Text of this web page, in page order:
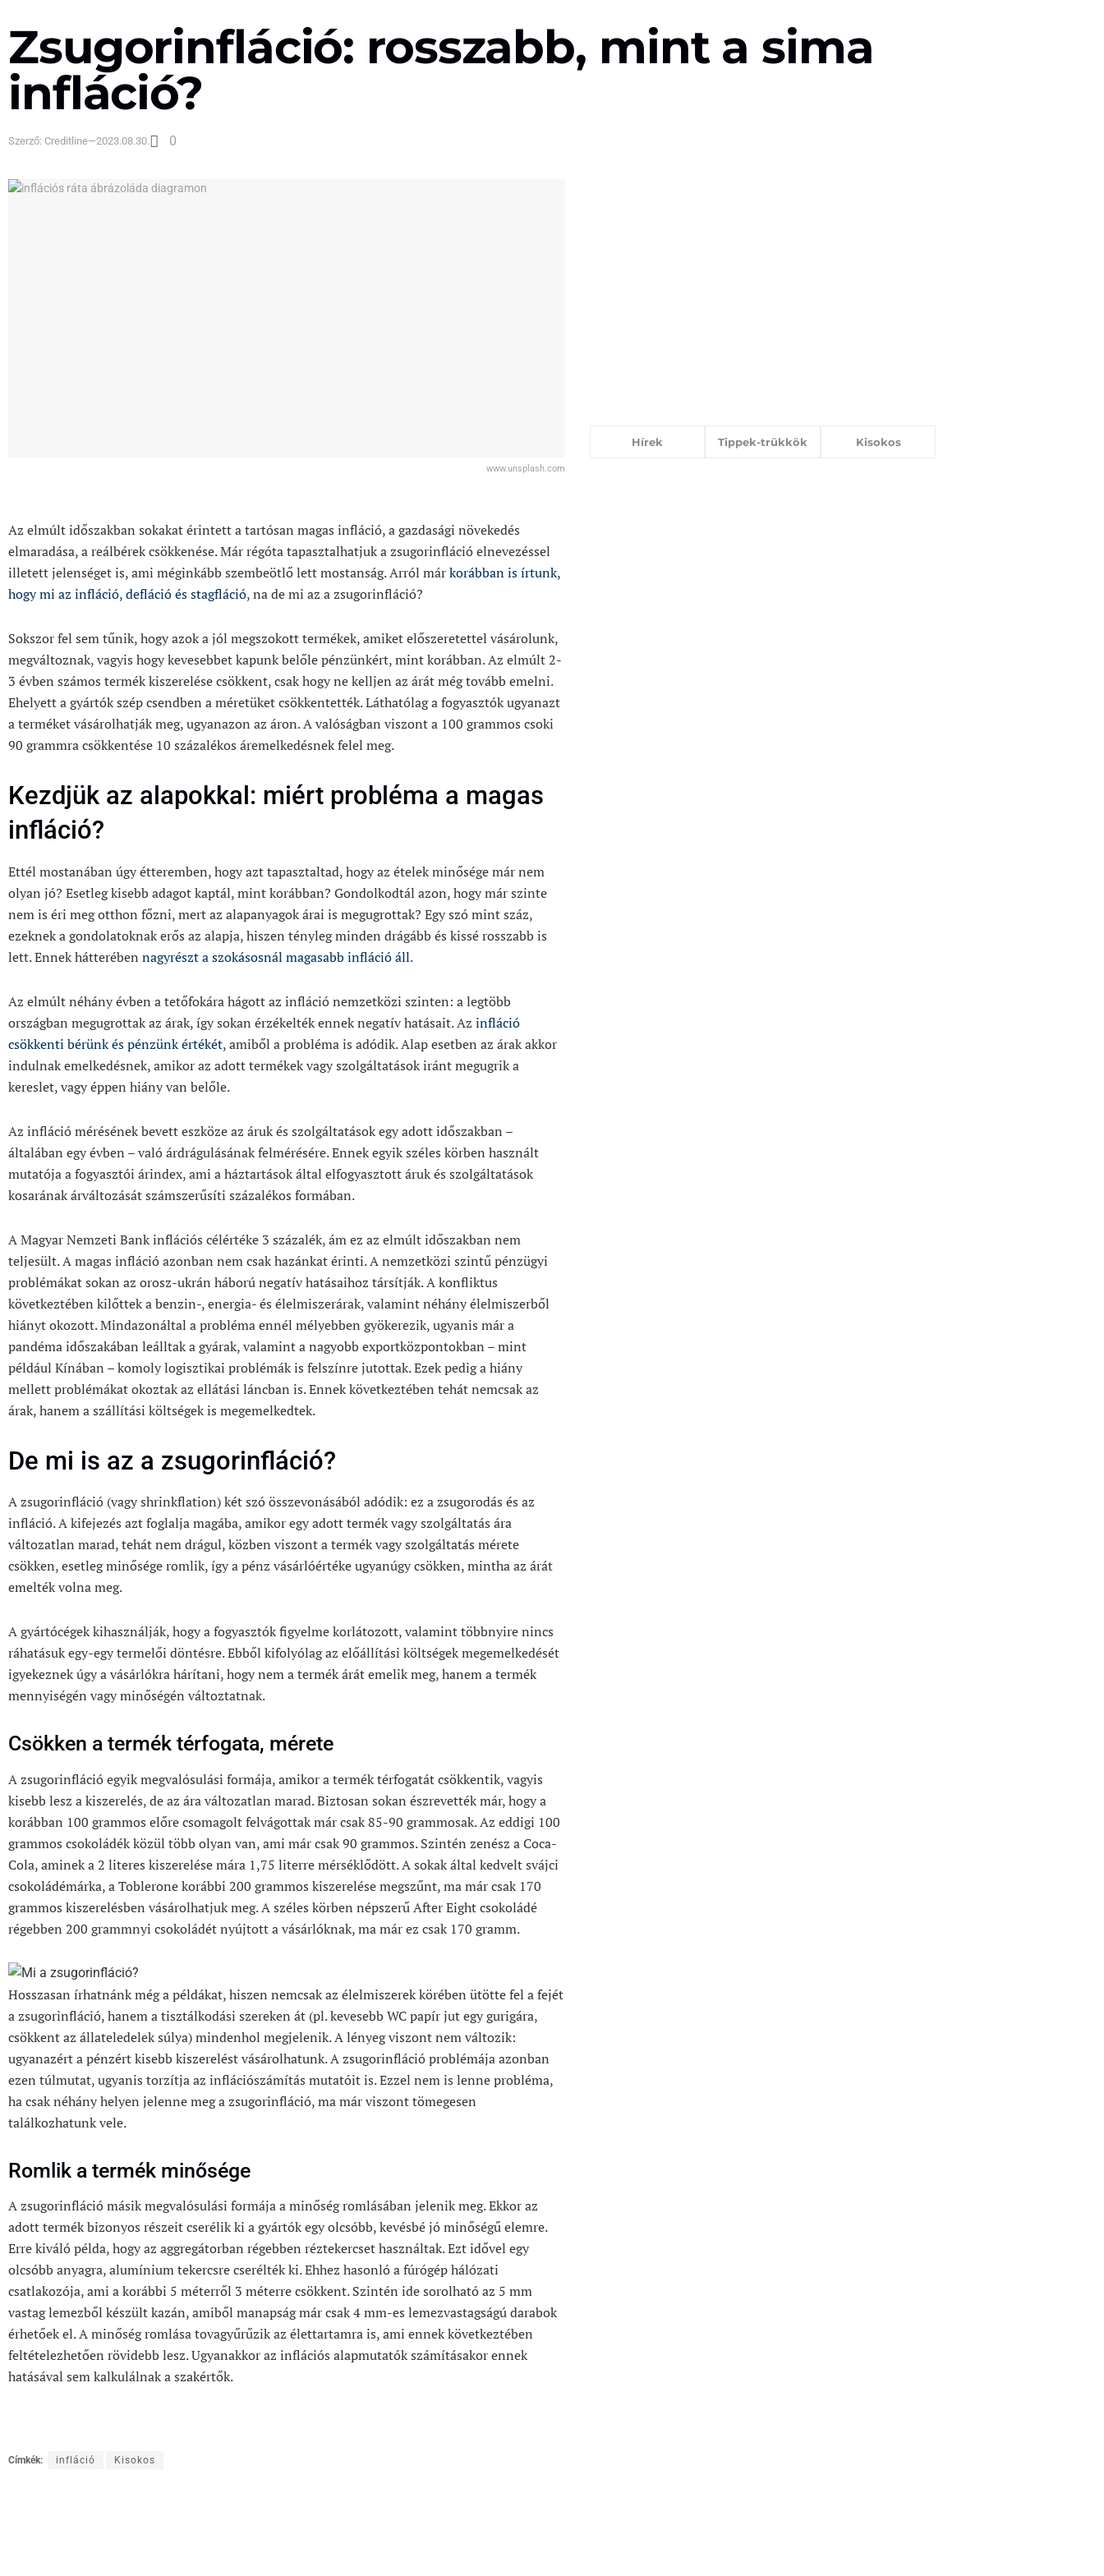
Zsugorinfláció: rosszabb, mint a sima
infláció?
Szerző: Creditline—2023.08.30. 0
www.unsplash.com
Az elmúlt időszakban sokakat érintett a tartósan magas infláció, a gazdasági növekedés
elmaradása, a reálbérek csökkenése. Már régóta tapasztalhatjuk a zsugorinfláció elnevezéssel
illetett jelenséget is, ami méginkább szembeötlő lett mostanság. Arról márkorábban is írtunk,
hogy mi az infláció, defláció és stagfláció, na de mi az a zsugorinfláció?
Sokszor fel sem tűnik, hogy azok a jól megszokott termékek, amiket előszeretettel vásárolunk,
megváltoznak, vagyis hogy kevesebbet kapunk belőle pénzünkért, mint korábban. Az elmúlt 2-
3 évben számos termék kiszerelése csökkent, csak hogy ne kelljen az árát még tovább emelni.
Ehelyett a gyártók szép csendben a méretüket csökkentették. Láthatólag a fogyasztók ugyanazt
a terméket vásárolhatják meg, ugyanazon az áron. A valóságban viszont a 100 grammos csoki
90 grammra csökkentése 10 százalékos áremelkedésnek felel meg.
Kezdjük az alapokkal: miért probléma a magas
infláció?
Ettél mostanában úgy étteremben, hogy azt tapasztaltad, hogy az ételek minősége már nem
olyan jó? Esetleg kisebb adagot kaptál, mint korábban? Gondolkodtál azon, hogy már szinte
nem is éri meg otthon főzni, mert az alapanyagok árai is megugrottak? Egy szó mint száz,
ezeknek a gondolatoknak erős az alapja, hiszen tényleg minden drágább és kissé rosszabb is
lett. Ennek hátterében nagyrészt a szokásosnál magasabb infláció áll.
Az elmúlt néhány évben a tetőfokára hágott az infláció nemzetközi szinten: a legtöbb
országban megugrottak az árak, így sokan érzékelték ennek negatív hatásait. Az infláció
csökkenti bérünk és pénzünk értékét, amiből a probléma is adódik. Alap esetben az árak akkor
indulnak emelkedésnek, amikor az adott termékek vagy szolgáltatások iránt megugrik a
kereslet, vagy éppen hiány van belőle.
Az infláció mérésének bevett eszköze az áruk és szolgáltatások egy adott időszakban –
általában egy évben – való árdrágulásának felmérésére. Ennek egyik széles körben használt
mutatója a fogyasztói árindex, ami a háztartások által elfogyasztott áruk és szolgáltatások
kosarának árváltozását számszerűsíti százalékos formában.
A Magyar Nemzeti Bank inflációs célértéke 3 százalék, ám ez az elmúlt időszakban nem
teljesült. A magas infláció azonban nem csak hazánkat érinti. A nemzetközi szintű pénzügyi
problémákat sokan az orosz-ukrán háború negatív hatásaihoz társítják. A konfliktus
következtében kilőttek a benzin-, energia- és élelmiszerárak, valamint néhány élelmiszerből
hiányt okozott. Mindazonáltal a probléma ennél mélyebben gyökerezik, ugyanis már a
pandéma időszakában leálltak a gyárak, valamint a nagyobb exportközpontokban – mint
például Kínában – komoly logisztikai problémák is felszínre jutottak. Ezek pedig a hiány
mellett problémákat okoztak az ellátási láncban is. Ennek következtében tehát nemcsak az
árak, hanem a szállítási költségek is megemelkedtek.
De mi is az a zsugorinfláció?
A zsugorinfláció (vagy shrinkflation) két szó összevonásából adódik: ez a zsugorodás és az
infláció. A kifejezés azt foglalja magába, amikor egy adott termék vagy szolgáltatás ára
változatlan marad, tehát nem drágul, közben viszont a termék vagy szolgáltatás mérete
csökken, esetleg minősége romlik, így a pénz vásárlóértéke ugyanúgy csökken, mintha az árát
emelték volna meg.
A gyártócégek kihasználják, hogy a fogyasztók figyelme korlátozott, valamint többnyire nincs
ráhatásuk egy-egy termelői döntésre. Ebből kifolyólag az előállítási költségek megemelkedését
igyekeznek úgy a vásárlókra hárítani, hogy nem a termék árát emelik meg, hanem a termék
mennyiségén vagy minőségén változtatnak.
Csökken a termék térfogata, mérete
A zsugorinfláció egyik megvalósulási formája, amikor a termék térfogatát csökkentik, vagyis
kisebb lesz a kiszerelés, de az ára változatlan marad. Biztosan sokan észrevették már, hogy a
korábban 100 grammos előre csomagolt felvágottak már csak 85-90 grammosak. Az eddigi 100
grammos csokoládék közül több olyan van, ami már csak 90 grammos. Szintén zenész a Coca-
Cola, aminek a 2 literes kiszerelése mára 1,75 literre mérséklődött. A sokak által kedvelt svájci
csokoládémárka, a Toblerone korábbi 200 grammos kiszerelése megszűnt, ma már csak 170
grammos kiszerelésben vásárolhatjuk meg. A széles körben népszerű After Eight csokoládé
régebben 200 grammnyi csokoládét nyújtott a vásárlóknak, ma már ez csak 170 gramm.
Hosszasan írhatnánk még a példákat, hiszen nemcsak az élelmiszerek körében ütötte fel a fejét
a zsugorinfláció, hanem a tisztálkodási szereken át (pl. kevesebb WC papír jut egy gurigára,
csökkent az állateledelek súlya) mindenhol megjelenik. A lényeg viszont nem változik:
ugyanazért a pénzért kisebb kiszerelést vásárolhatunk. A zsugorinfláció problémája azonban
ezen túlmutat, ugyanis torzítja az inflációszámítás mutatóit is. Ezzel nem is lenne probléma,
ha csak néhány helyen jelenne meg a zsugorinfláció, ma már viszont tömegesen
találkozhatunk vele.
Romlik a termék minősége
A zsugorinfláció másik megvalósulási formája a minőség romlásában jelenik meg. Ekkor az
adott termék bizonyos részeit cserélik ki a gyártók egy olcsóbb, kevésbé jó minőségű elemre.
Erre kiváló példa, hogy az aggregátorban régebben réztekercset használtak. Ezt idővel egy
olcsóbb anyagra, alumínium tekercsre cserélték ki. Ehhez hasonló a fúrógép hálózati
csatlakozója, ami a korábbi 5 méterről 3 méterre csökkent. Szintén ide sorolható az 5 mm
vastag lemezből készült kazán, amiből manapság már csak 4 mm-es lemezvastagságú darabok
érhetőek el. A minőség romlása tovagyűrűzik az élettartamra is, ami ennek következtében
feltételezhetően rövidebb lesz. Ugyanakkor az inflációs alapmutatók számításakor ennek
hatásával sem kalkulálnak a szakértők.
Címkék: infláció Kisokos
Hírek Tippek-trükkök Kisokos